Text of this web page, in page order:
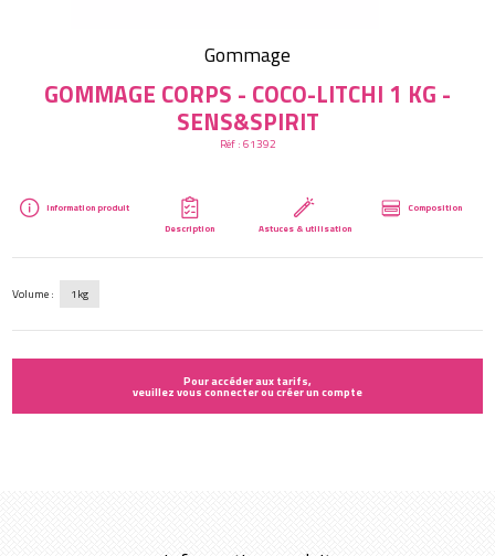
Gommage
GOMMAGE CORPS - COCO-LITCHI 1 KG -
SENS&SPIRIT
Réf :61392
Information produit
Description
Astuces & utilisation
Composition
Volume : 1kg
Pour accéder aux tarifs,
veuillez vous connecter ou créer un compte